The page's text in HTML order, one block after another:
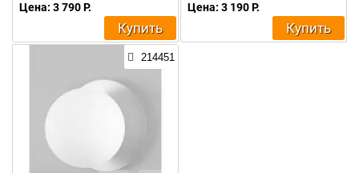
Цена: 3 790 Р.
Купить
Цена: 3 190 Р.
Купить
214451